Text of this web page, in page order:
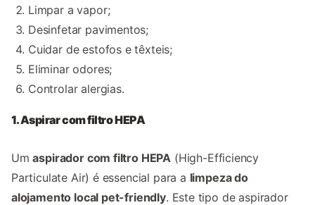
Limpar a vapor;
Desinfetar pavimentos;
Cuidar de estofos e têxteis;
Eliminar odores;
Controlar alergias.
1. Aspirar com filtro HEPA
Umaspirador com filtro HEPA (High-Efficiency
Particulate Air) é essencial para a limpeza do
alojamento local pet-friendly. Este tipo de aspirador